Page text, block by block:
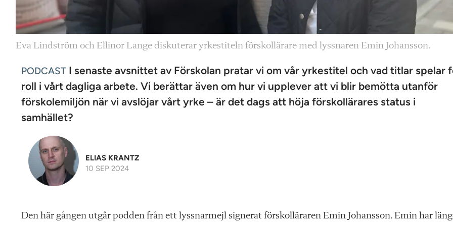
Eva Lindström och Ellinor Lange diskuterar yrkestiteln förskollärare med lyssnaren Emin Johansson.
PODCAST I senaste avsnittet av Förskolan pratar vi om vår yrkestitel och vad titlar spelar
roll i vårt dagliga arbete. Vi berättar även om hur vi upplever att vi blir bemötta utanför
förskolemiljön när vi avslöjar vårt yrke – är det dags att höja förskollärares status i
samhället?
ELIAS KRANTZ
10 SEP 2024
Den här gången utgår podden från ett lyssnarmejl signerat förskolläraren Emin Johansson. Emin har